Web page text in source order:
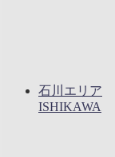
石川エリア
ISHIKAWA